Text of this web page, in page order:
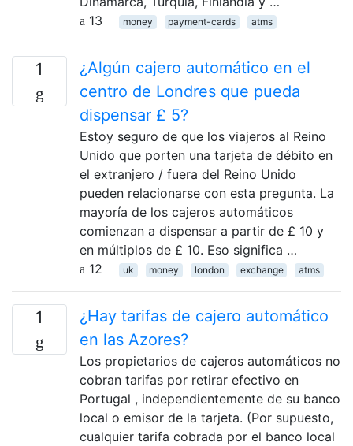
13
money payment-cards atms
1
¿Algún cajero automático en el
centro de Londres que pueda
dispensar £ 5?
Estoy seguro de que los viajeros al Reino
Unido que porten una tarjeta de débito en
el extranjero / fuera del Reino Unido
pueden relacionarse con esta pregunta. La
mayoría de los cajeros automáticos
comienzan a dispensar a partir de £ 10 y
en múltiplos de £ 10. Eso significa …
12
uk money london exchange atms
1
¿Hay tarifas de cajero automático
en las Azores?
Los propietarios de cajeros automáticos no
cobran tarifas por retirar efectivo en
Portugal , independientemente de su banco
local o emisor de la tarjeta. (Por supuesto,
cualquier tarifa cobrada por el banco local